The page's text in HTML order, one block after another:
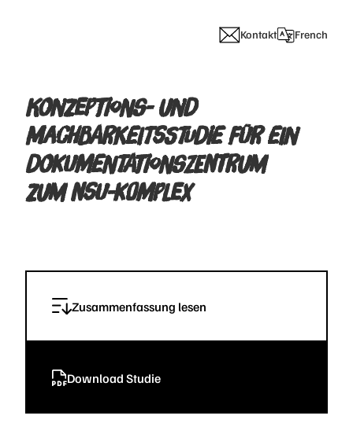
Kontakt French
KONZEPTIONS- UND
MACHBARKEITSSTUDIE FÜR EIN
DOKUMENTATIONSZENTRUM
ZUM NSU-KOMPLEX
Zusammenfassung lesen
Download Studie